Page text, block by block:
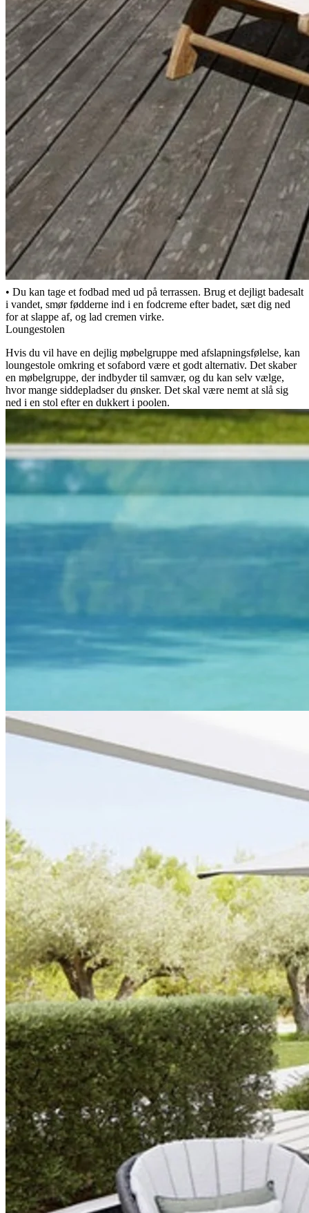
Dit eget hjemmespa
En fridag med vennerne, solen skinner, og poolen er klar til at hoppe
i. At arrangere et simpelt hjemmespa kan være en sjov og
afslappende aktivitet, samtidig med at man kan nyde livet udendørs
sammen. Her er nogle tips til, hvad et hjemmespa kan indeholde:
• Forberedelser: Skab en afslappende atmosfære, læg
mobiltelefonerne væk og sæt afslappende musik på.
• En ansigtsskrubbe er en god begyndelse på en hudplejerutine.
Scrub ansigtet og læg derefter en ansigtsmaske på. I mellemtiden
kan I slappe af, hygge jer, læse en god bog eller løse et krydsord.
Undgå direkte sollys i ansigtet. • Når du har skyllet ansigtsmasken
af, kan du smøre ansigtet ind i en fugtgivende ansigtscreme.
• Det er også rart at give håret en kur. Fugt håret og påfør en
hårmaske, svøb et håndklæde omkring og lad masken sidde i den
angivne tid. • Hvis du bader i pool eller jacuzzi, må du ikke glemme
at vaske ansigtsmasken og hårmasken af, før du hopper i.
• Du kan tage et fodbad med ud på terrassen. Brug et dejligt badesalt
i vandet, smør fødderne ind i en fodcreme efter badet, sæt dig ned
for at slappe af, og lad cremen virke.
Loungestolen
Hvis du vil have en dejlig møbelgruppe med afslapningsfølelse, kan
loungestole omkring et sofabord være et godt alternativ. Det skaber
en møbelgruppe, der indbyder til samvær, og du kan selv vælge,
hvor mange siddepladser du ønsker. Det skal være nemt at slå sig
ned i en stol efter en dukkert i poolen.
en stol eller bygges sammen til en stor sofa. Hvis du ønsker at bygge
en hjørnesofa, fungerer denne stol som en midterdel og bruges
sammen med Foam hjørnedel.
Tekstilen på denne seje stol kaldes AirTouch og er lavet til udendørs
Peacock loungestol
Denne loungestol fra Cane-line hedder Peacock og har en høj
siddekomfort og et omsluttende design. Her kombineres teaktræ i
bunden og kunstflettet materiale i selve sædeområdet. Siddehynden,
der har et flot og iøjnefaldende design, medfølger. I serien findes
også en Peacock to-personers sofa.
Peacock Daybed
Selvom dette ikke er en rigtig loungestol, er det et virkelig
behageligt siddeplads. Det er en daybed med bord, også fra Cane-
lines serie Peacock. Benene er i teaktræ og ligedelen er i kunstflet,
pude og puder medfølger. Dybden er 199 cm og bredden er 219 cm,
så der er masser af plads til to personer!